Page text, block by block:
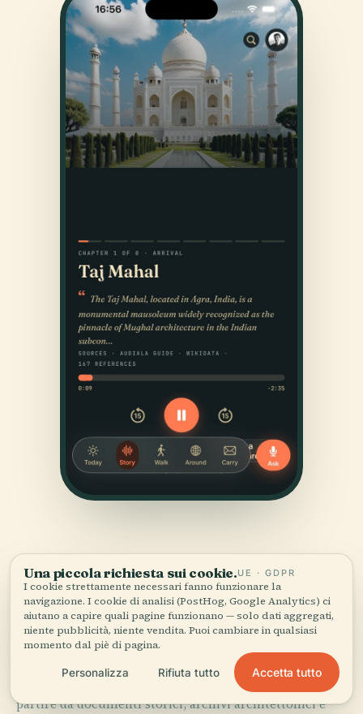
FONTI
Verificato,e mostrato.
Ricercata e scritta dal team editoriale di Audiala a
partire da documenti storici, archivi architettonici e
Una piccola richiesta sui cookie.UE · GDPR
I cookie strettamente necessari fanno funzionare la
navigazione. I cookie di analisi (PostHog, Google Analytics) ci
aiutano a capire quali pagine funzionano — solo dati aggregati,
niente pubblicità, niente vendita. Puoi cambiare in qualsiasi
momento dal piè di pagina.
Personalizza Rifiuta tutto Accetta tutto